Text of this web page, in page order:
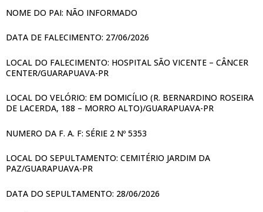
NOME DO PAI: NÃO INFORMADO
DATA DE FALECIMENTO: 27/06/2026
LOCAL DO FALECIMENTO: HOSPITAL SÃO VICENTE – CÂNCER
CENTER/GUARAPUAVA-PR
LOCAL DO VELÓRIO: EM DOMICÍLIO (R. BERNARDINO ROSEIRA
DE LACERDA, 188 – MORRO ALTO)/GUARAPUAVA-PR
NUMERO DA F. A. F: SÉRIE 2 Nº 5353
LOCAL DO SEPULTAMENTO: CEMITÉRIO JARDIM DA
PAZ/GUARAPUAVA-PR
DATA DO SEPULTAMENTO: 28/06/2026